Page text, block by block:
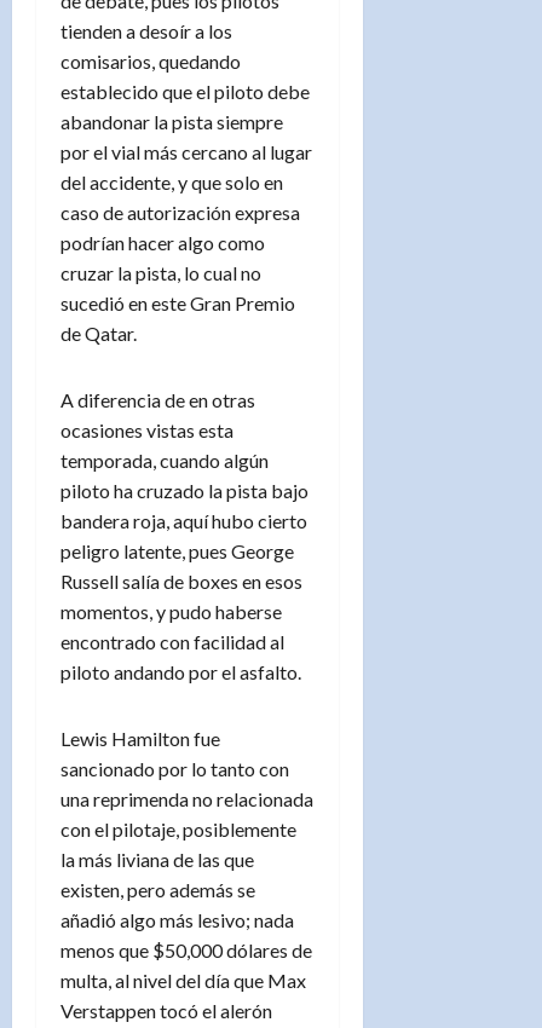
tienden a desoír a los
comisarios, quedando
establecido que el piloto debe
abandonar la pista siempre
por el vial más cercano al lugar
del accidente, y que solo en
caso de autorización expresa
podrían hacer algo como
cruzar la pista, lo cual no
sucedió en este Gran Premio
de Qatar.
A diferencia de en otras
ocasiones vistas esta
temporada, cuando algún
piloto ha cruzado la pista bajo
bandera roja, aquí hubo cierto
peligro latente, pues George
Russell salía de boxes en esos
momentos, y pudo haberse
encontrado con facilidad al
piloto andando por el asfalto.
Lewis Hamilton fue
sancionado por lo tanto con
una reprimenda no relacionada
con el pilotaje, posiblemente
la más liviana de las que
existen, pero además se
añadió algo más lesivo; nada
menos que $50,000 dólares de
multa, al nivel del día que Max
Verstappen tocó el alerón